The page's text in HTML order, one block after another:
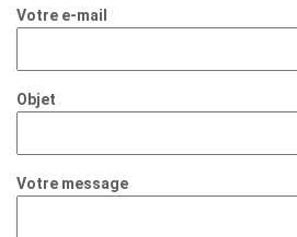
Votre e-mail
Objet
Votre message